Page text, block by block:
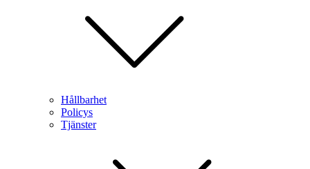
Hållbarhet
Policys
Tjänster